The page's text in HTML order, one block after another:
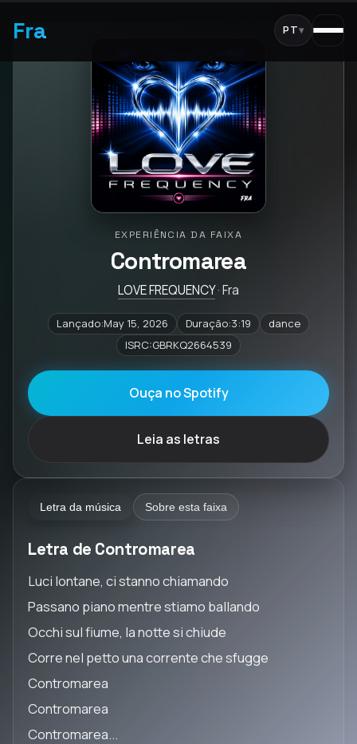
Fra PT▾
EXPERIÊNCIA DA FAIXA
Contromarea
LOVE FREQUENCY· Fra
Lançado:May 15, 2026 Duração:3:19
dance
ISRC:GBRKQ2664539
Ouça no Spotify
Leia as letras
Letra da música Sobre esta faixa
Letra de Contromarea
Luci lontane, ci stanno chiamando
Passano piano mentre stiamo ballando
Occhi sul fiume, la notte si chiude
Corre nel petto una corrente che sfugge
Contromarea
Contromarea
Contromarea...